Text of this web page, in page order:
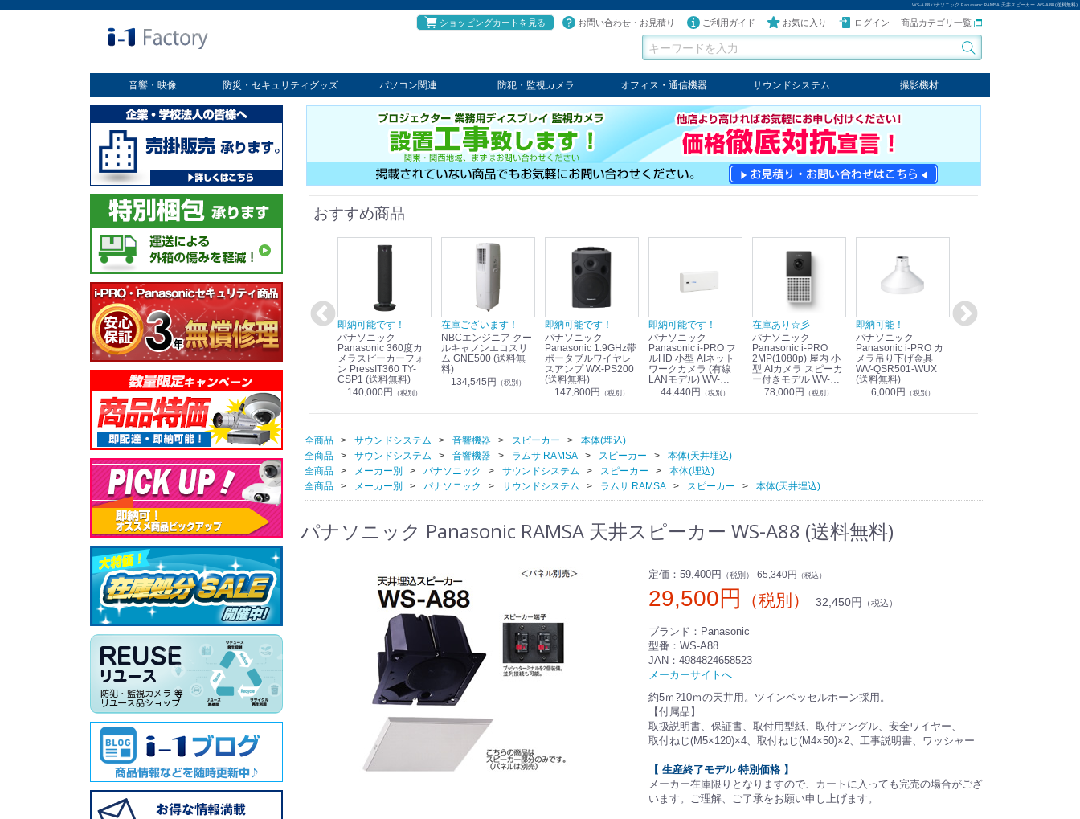
WS-A88 パナソニック Panasonic RAMSA 天井スピーカー WS-A88 (送料無料)
ショッピングカートを見る お問い合わせ・お見積り ご利用ガイド お気に入り ログイン 商品カテゴリ一覧
音響・映像
業務用ディスプレイ
プロジェクター
放送・業務用映像システム
書画カメラ
スクリーン
オプション
防災・セキュリティグッズ
セキュリティグッズ
防災グッズ
パソコン関連
パソコン
タブレット
PCパーツ
コンソール
ケーブル
切替器・延長器
伝送器
コンバータ
その他
防犯・監視カメラ
パナソニック
TAKEX
LET'S
JSS
SELCO
PRINCETON
OS
ネクステージ
ATEN
オフィス・通信機器
回線切替器
疑似電話回線装置
通信機器
デジタル携帯電話PBX
収納・ラック・ハンガー
会議システム
電子黒板
ホワイトボード
その他
サウンドシステム
音響機器
輸入オーディオ
楽器
ケーブル
撮影機材
ビデオライト
クールライト
LEDライト
スタンド
写真関連商品
スタジオセット商品
オプション
おすすめ商品
Panasonic i-PRO
2MP(1080p) 屋内 小
型 AIカメラ スピーカ
S71301-F2L (送料無
（税別）
即納可能！
パナソニック
Panasonic i-PRO カ
メラ吊り下げ金具
WV-QSR501-WUX
(送料無料)
6,000円（税別）
在庫あり！送料無料！
パナソニック
Panasonic リモコン
マイク (10局用) WR-
210A (送料無料)
39,000円
即納可能です！
パナソニック
Panasonic 360度カ
メラスピーカーフォ
ン PressIT360 TY-
CSP1 (送料無料)
140,000円 （税別）
在庫ございます！
NBCエンジニア クー
ルキャノンエコスリ
ム GNE500 (送料無
料)
134,545円
（税別）
即納可能です！
パナソニック
Panasonic 1.9GHz帯
ポータブルワイヤレ
スアンプ WX-PS200
(送料無料)
147,800円 （税別）
即納可能です！
パナソニック
Panasonic i-PRO フ
ルHD 小型 AIネット
ワークカメラ (有線
LANモデル) WV-
S7130UX (送料無料)
44,440円 （税別）
在庫あり☆彡
パナソニック
Panasonic i-PRO
2MP(1080p) 屋内 小
型 AIカメラ スピーカ
ー付きモデル WV-
S71301-F2L (送料無
78,000円 （税別）
即納可能！
パナソニック
Panasonic i-PRO カ
メラ吊り下げ金具
WV-QSR501-WUX
(送料無料)
6,000円 （税別）
全商品 サウンドシステム 音響機器 スピーカー
本体(埋込)
全商品
サウンドシステム 音響機器 ラムサ RAMSA スピーカー
本体(天井埋込)
全商品
メーカー別 パナソニック サウンドシステム スピーカー
本体(埋込)
全商品
メーカー別 パナソニック サウンドシステム ラムサ RAMSA スピーカー 本体(天井埋込)
パナソニック Panasonic RAMSA 天井スピーカー WS-A88 (送料無料)
定価： 59,400円 （税別） 65,340円 （税込）
29,500円 （税別） 32,450円 （税込）
ブランド：Panasonic
型番：WS-A88
JAN：4984824658523
メーカーサイトへ
約5ｍ?10ｍの天井用。ツインベッセルホーン採用。
【付属品】
取扱説明書、保証書、取付用型紙、取付アングル、安全ワイヤー、
取付ねじ(M5×120)×4、取付ねじ(M4×50)×2、工事説明書、ワッシャー
【 生産終了モデル 特別価格 】
メーカー在庫限りとなりますので、カートに入っても完売の場合がござ
います。ご理解、ご了承をお願い申し上げます。